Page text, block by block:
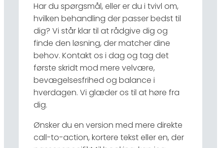
Har du spørgsmål, eller er du i tvivl om,
hvilken behandling der passer bedst til
dig? Vi står klar til at rådgive dig og
finde den løsning, der matcher dine
behov. Kontakt os i dag og tag det
første skridt mod mere velvære,
bevægelsesfrihed og balance i
hverdagen. Vi glæder os til at høre fra
dig.
Ønsker du en version med mere direkte
call-to-action, kortere tekst eller en, der